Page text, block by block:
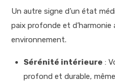
Un autre signe d’un état
paix profonde et
environnement.
Sérénité intérieure :
profond et durable,